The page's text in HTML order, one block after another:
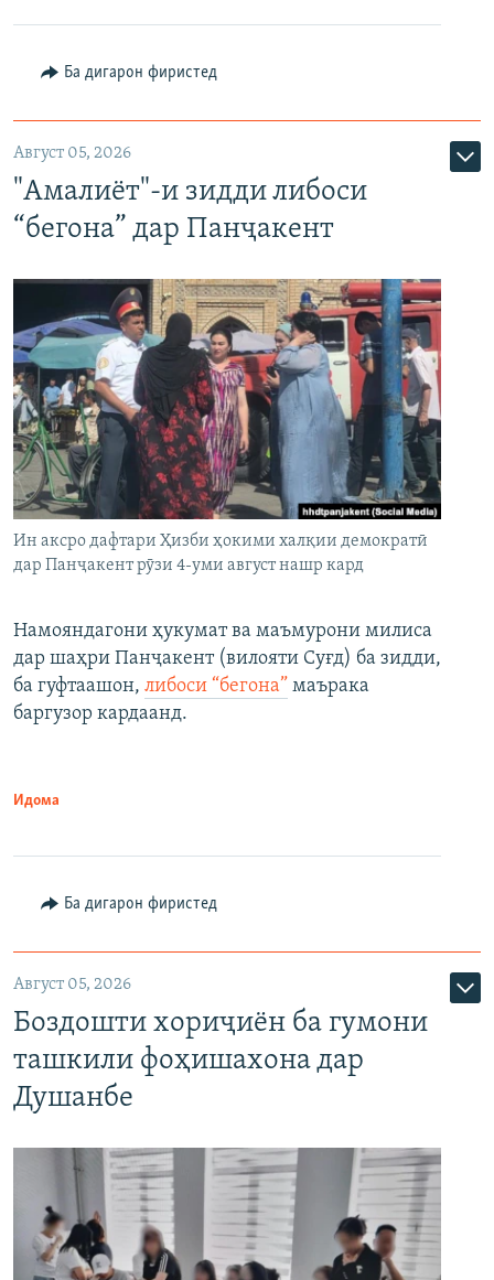
Ба дигарон фиристед
Август 05, 2026
"Амалиёт"-и зидди либоси
“бегона” дар Панҷакент
Ин аксро дафтари Ҳизби ҳокими халқии демократӣ
дар Панҷакент рӯзи 4-уми август нашр кард
Намояндагони ҳукумат ва маъмурони милиса
дар шаҳри Панҷакент (вилояти Суғд) ба зидди,
ба гуфтаашон, либоси “бегона” маърака
баргузор кардаанд.
Идома
Ба дигарон фиристед
Август 05, 2026
Боздошти хориҷиён ба гумони
ташкили фоҳишахона дар
Душанбе